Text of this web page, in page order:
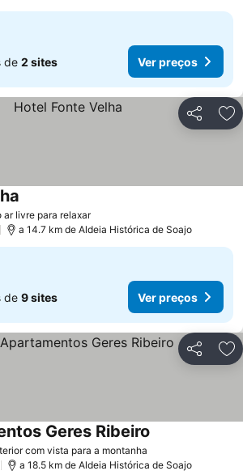
de 2 sites Ver preços
Partilhar
ar livre para relaxar
a 14.7 km de Aldeia Histórica de Soajo
de 9 sites Ver preços
Partilhar
com vista para a montanha
Geres Ribeiro
a 18.5 km de Aldeia Histórica de Soajo